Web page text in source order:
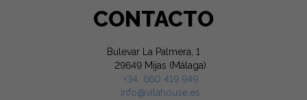
CONTACTO
Bulevar La Palmera, 1
29649 Mijas (Málaga)
+34 660 419 949
info@vilahouse.es